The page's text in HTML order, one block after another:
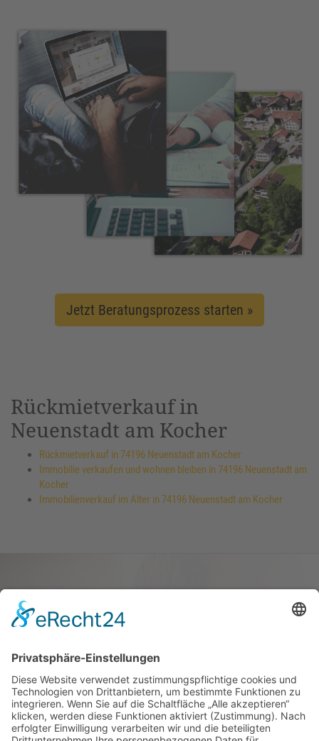
Jetzt Beratungsprozess starten »
Rückmietverkauf in
Neuenstadt am Kocher
Rückmietverkauf in 74196 Neuenstadt am Kocher
Immobilie verkaufen und wohnen bleiben in 74196 Neuenstadt am
Kocher
Immobilienverkauf im Alter in 74196 Neuenstadt am Kocher
verkaufen und darin
wohnen bleiben
Verkaufen Sie Ihr Haus oder Ihre
Eigen­tums­woh­nung und bleiben Sie
darin wohnen.